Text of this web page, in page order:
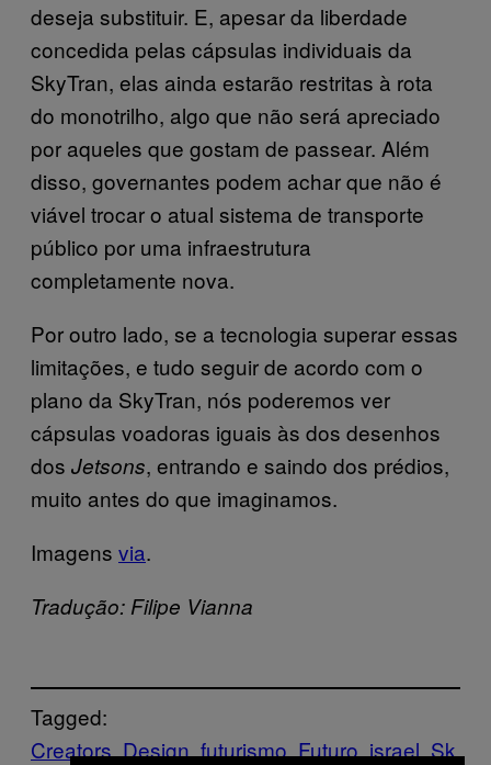
deseja substituir. E, apesar da liberdade
concedida pelas cápsulas individuais da
SkyTran, elas ainda estarão restritas à rota
do monotrilho, algo que não será apreciado
por aqueles que gostam de passear. Além
disso, governantes podem achar que não é
viável trocar o atual sistema de transporte
público por uma infraestrutura
completamente nova.
Por outro lado, se a tecnologia superar essas
limitações, e tudo seguir de acordo com o
plano da SkyTran, nós poderemos ver
cápsulas voadoras iguais às dos desenhos
dos Jetsons, entrando e saindo dos prédios,
muito antes do que imaginamos.
Imagens via.
Tradução: Filipe Vianna
Tagged:
Creators Design futurismo Futuro israel Sk